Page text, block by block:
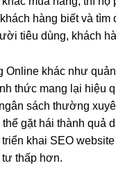
hàng biết và tìm
tiêu dùng, khách
Online khác như
thức mang lại hiệu
sách thường
gặt hái thành quả
khai SEO
thấp hơn.